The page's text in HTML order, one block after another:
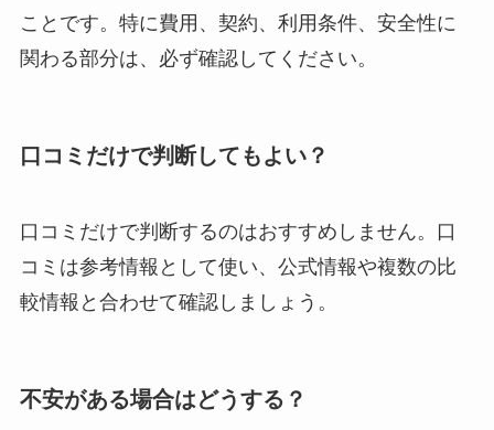
ことです。特に費用、契約、利用条件、安全性に
関わる部分は、必ず確認してください。
口コミだけで判断してもよい？
口コミだけで判断するのはおすすめしません。口
コミは参考情報として使い、公式情報や複数の比
較情報と合わせて確認しましょう。
不安がある場合はどうする？